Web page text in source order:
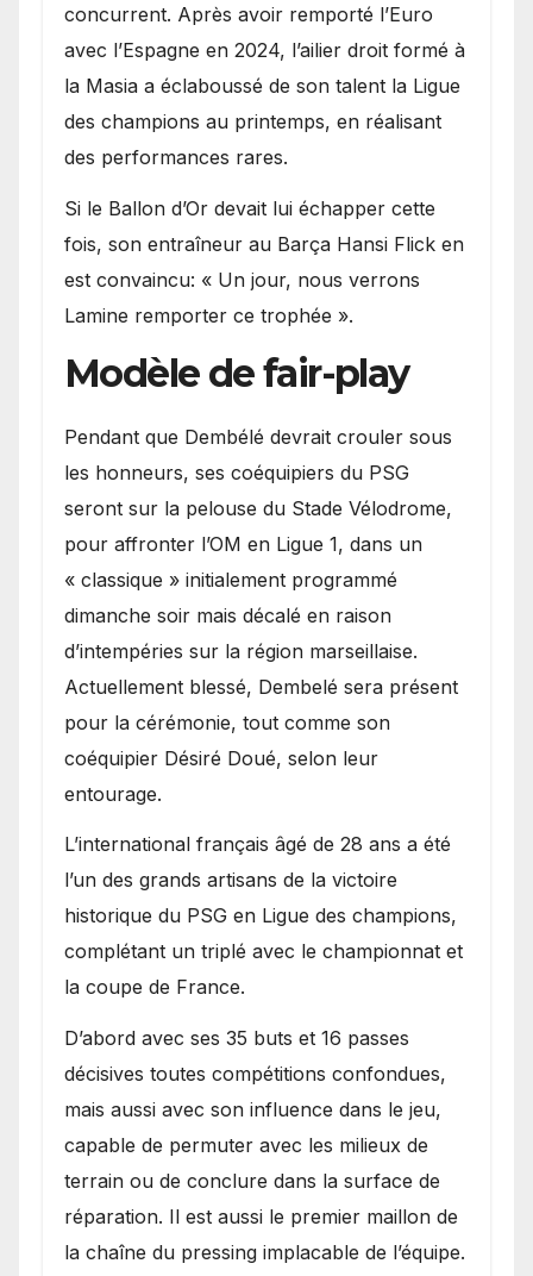
concurrent. Après avoir remporté l’Euro
avec l’Espagne en 2024, l’ailier droit formé à
la Masia a éclaboussé de son talent la Ligue
des champions au printemps, en réalisant
des performances rares.
Si le Ballon d’Or devait lui échapper cette
fois, son entraîneur au Barça Hansi Flick en
est convaincu: « Un jour, nous verrons
Lamine remporter ce trophée ».
Modèle de fair-play
Pendant que Dembélé devrait crouler sous
les honneurs, ses coéquipiers du PSG
seront sur la pelouse du Stade Vélodrome,
pour affronter l’OM en Ligue 1, dans un
« classique » initialement programmé
dimanche soir mais décalé en raison
d’intempéries sur la région marseillaise.
Actuellement blessé, Dembelé sera présent
pour la cérémonie, tout comme son
coéquipier Désiré Doué, selon leur
entourage.
L’international français âgé de 28 ans a été
l’un des grands artisans de la victoire
historique du PSG en Ligue des champions,
complétant un triplé avec le championnat et
la coupe de France.
D’abord avec ses 35 buts et 16 passes
décisives toutes compétitions confondues,
mais aussi avec son influence dans le jeu,
capable de permuter avec les milieux de
terrain ou de conclure dans la surface de
réparation. Il est aussi le premier maillon de
la chaîne du pressing implacable de l’équipe.